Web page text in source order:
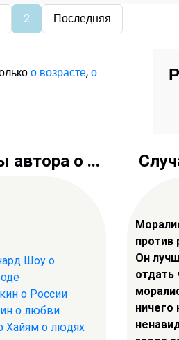
2 Последняя
о возрасте,о
автора о ...
Шоу о
о России
о любви
Хайям о людях
против
Он
отдать
ничего